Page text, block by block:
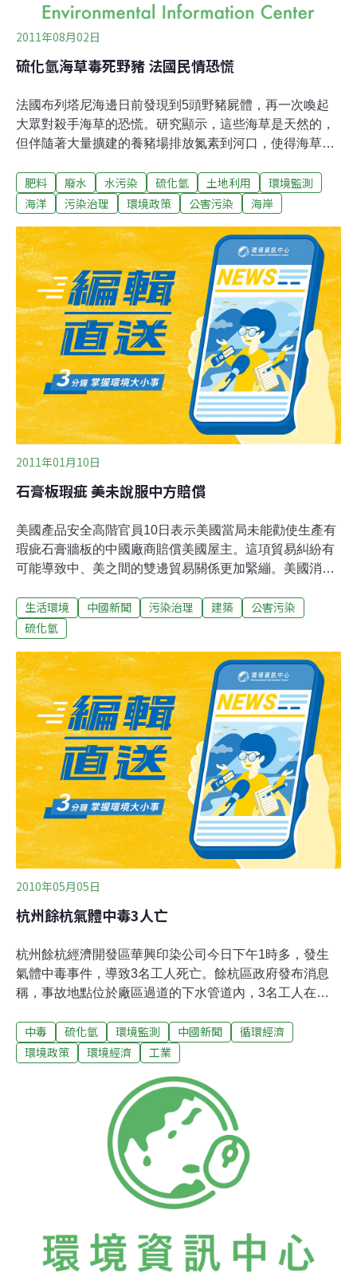
2011年08月02日
硫化氫海草毒死野豬 法國民情恐慌
法國布列塔尼海邊日前發現到5頭野豬屍體，再一次喚起
大眾對殺手海草的恐慌。研究顯示，這些海草是天然的，
但伴隨著大量擴建的養豬場排放氮素到河口，使得海草大
的「綠潮」（green tide），恐怕會對公共衛生形成危害。
十多年來，政府一直無力處理「綠潮」的問題，讓北不列
上這5頭死亡野豬在內，人們已發現共有15頭野豬死於聖
布裡厄（Saint Brieuc）海灣。兩年前的夏天，附近海灘也
有一匹馬病重死亡，當時還引起了居民強烈抗議。另外還
有一宗兩年前的意外死亡事件尚在調查中，當時一名男子
在生前受雇運走海草，而海草在腐爛時會產生有毒的硫化
氫氣體。調查研究推斷，雖然目前這些海草是天然的，但
隨著布列塔尼中部地區許多穀物農場以及養豬場排放氮化
合物的肥料到河口，使得海草大量增長。7月26日早上死
亡的5頭死野豬，有兩
肥料 廢水 水污染 硫化氫 土地利用
環境監測
海洋
污染治理 環境政策 公害污染 海岸
2011年01月10日
石膏板瑕疵 美未說服中方賠償
美國產品安全高階官員10日表示美國當局未能勸使生產有
瑕疵石膏牆板的中國廠商賠償美國屋主。這項貿易糾紛有
可能導致中、美之間的雙邊貿易關係更加緊繃。美國消費
Commission）未能說服大約13家製造廠商賠償受害的美
國屋主，可說遭遇重大挫折。因委員會負責保護美國人民
製造石膏牆板問題，提出申訴，抱怨這些建材讓房子無法
居住，因為會發出臭味，並會讓冷氣等家用電器發生故
障。美國消費品安全委員會的檢驗顯示，部分中國石膏牆
板會釋放出高於正常值的硫化氫。有問題的石膏牆板，是
在2005年美國南部發生「卡崔娜」颶風（Hurricane
Katrina）之後自中國進口。這次事件已使中國進口產品的
品質問題，再度受到關注。
生活環境 中國新聞 污染治理 建築
公害污染
硫化氫
2010年05月05日
杭州餘杭氣體中毒3人亡
杭州餘杭經濟開發區華興印染公司今日下午1時多，發生
氣體中毒事件，導致3名工人死亡。餘杭區政府發布消息
稱，事故地點位於廠區過道的下水管道內，3名工人在施
救上來，經醫院搶救無效死亡。經初步認定係硫化氫中
毒。
中毒 硫化氫 環境監測 中國新聞
循環經濟
環境政策
環境經濟 工業